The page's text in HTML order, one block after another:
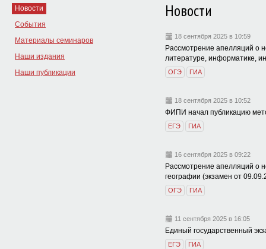
Новости
События
Материалы семинаров
Наши издания
Наши публикации
Новости
18 сентября 2025 в 10:59
Рассмотрение апелляций о
литературе, информатике,
ОГЭ ГИА
18 сентября 2025 в 10:52
ФИПИ начал публикацию
ЕГЭ ГИА
16 сентября 2025 в 09:22
Рассмотрение апелляций о
географии (экзамен от
ОГЭ ГИА
11 сентября 2025 в 16:05
Единый государственный
ЕГЭ ГИА